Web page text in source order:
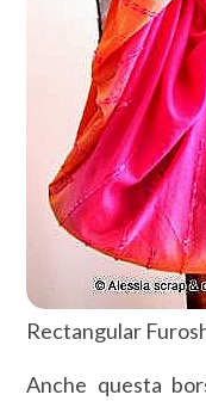
Rectangular
Anche questa